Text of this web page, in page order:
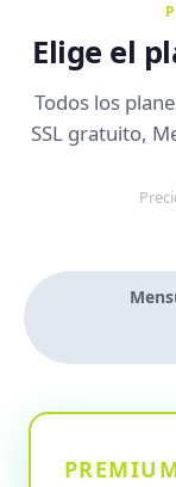
Elige el
Todos los
SSL gratuito,